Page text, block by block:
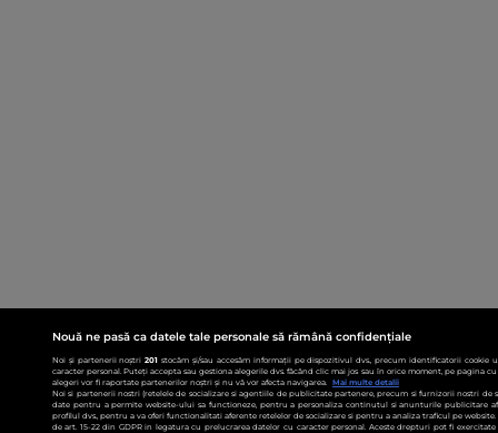
Nouă ne pasă ca datele tale personale să rămână confidențiale
Noi și partenerii noștri201 stocăm și/sau accesăm informații pe dispozitivul dvs., precum identificatorii
caracter personal. Puteți accepta sau gestiona alegerile dvs. făcând clic mai jos sau în orice moment, pe pagina
alegeri vor fi raportate partenerilor noștri și nu vă vor afecta navigarea.
Mai multe detalii
Noi si partenerii nostri (retelele de socializare si agentiile de publicitate partenere, precum si furnizorii nostri de
date pentru a permite website-ului sa functioneze, pentru a personaliza continutul si anunturile publicitare
profilul dvs., pentru a va oferi functionalitati aferente retelelor de socializare si pentru a analiza traficul pe
de art. 15-22 din GDPR in legatura cu prelucrarea datelor cu caracter personal. Aceste drepturi pot fi